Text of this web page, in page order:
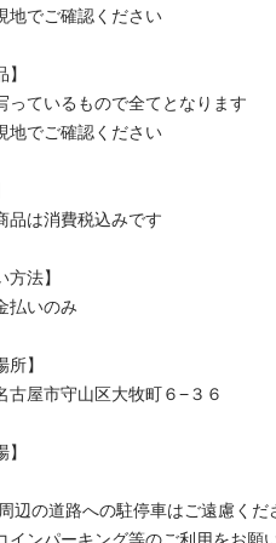
地でご確認ください
】
っているもので全てとなります
地でご確認ください
品は消費税込みです
⽅法】
払いのみ
所】
古屋市守山区大牧町６−３６
】
辺の道路への駐停車はご遠慮くだ